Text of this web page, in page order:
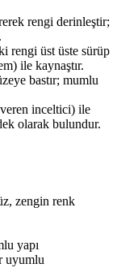
rengi derinleştir;
rengi üst üste sürüp
ile kaynaştır.
bastır; mumlu
inceltici) ile
olarak bulundur.
zengin renk
yapı
uyumlu